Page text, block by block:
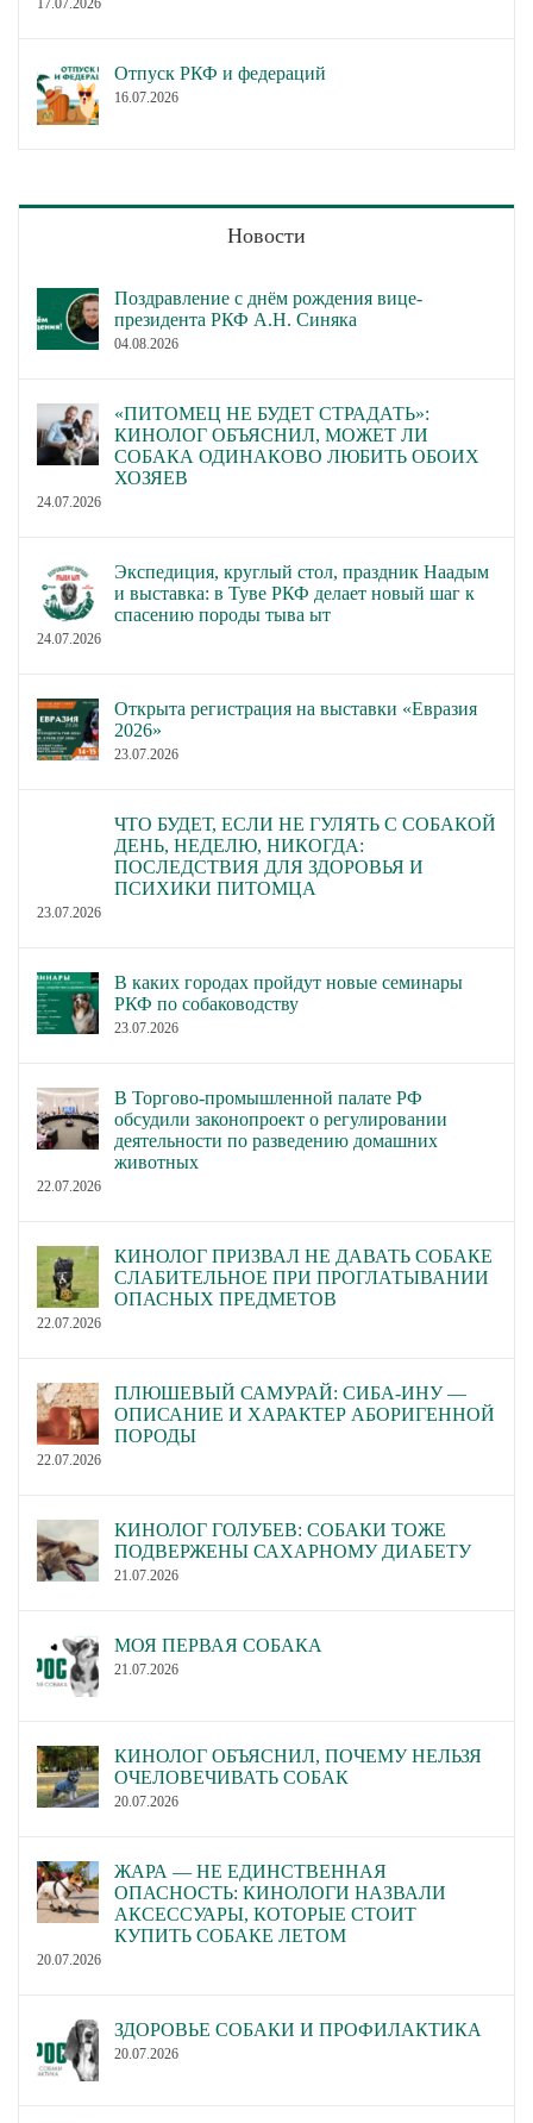
17.07.2026
Отпуск РКФ и федераций
16.07.2026
Новости
Поздравление с днём рождения вице-
президента РКФ А.Н. Синяка
04.08.2026
«ПИТОМЕЦ НЕ БУДЕТ СТРАДАТЬ»:
КИНОЛОГ ОБЪЯСНИЛ, МОЖЕТ ЛИ
СОБАКА ОДИНАКОВО ЛЮБИТЬ ОБОИХ
ХОЗЯЕВ
24.07.2026
Экспедиция, круглый стол, праздник Наадым
и выставка: в Туве РКФ делает новый шаг к
спасению породы тыва ыт
24.07.2026
Открыта регистрация на выставки «Евразия
2026»
23.07.2026
ЧТО БУДЕТ, ЕСЛИ НЕ ГУЛЯТЬ С СОБАКОЙ
ДЕНЬ, НЕДЕЛЮ, НИКОГДА:
ПОСЛЕДСТВИЯ ДЛЯ ЗДОРОВЬЯ И
ПСИХИКИ ПИТОМЦА
23.07.2026
В каких городах пройдут новые семинары
РКФ по собаководству
23.07.2026
В Торгово-промышленной палате РФ
обсудили законопроект о регулировании
деятельности по разведению домашних
животных
22.07.2026
КИНОЛОГ ПРИЗВАЛ НЕ ДАВАТЬ СОБАКЕ
СЛАБИТЕЛЬНОЕ ПРИ ПРОГЛАТЫВАНИИ
ОПАСНЫХ ПРЕДМЕТОВ
22.07.2026
ПЛЮШЕВЫЙ САМУРАЙ: СИБА-ИНУ —
ОПИСАНИЕ И ХАРАКТЕР АБОРИГЕННОЙ
ПОРОДЫ
22.07.2026
КИНОЛОГ ГОЛУБЕВ: СОБАКИ ТОЖЕ
ПОДВЕРЖЕНЫ САХАРНОМУ ДИАБЕТУ
21.07.2026
МОЯ ПЕРВАЯ СОБАКА
21.07.2026
КИНОЛОГ ОБЪЯСНИЛ, ПОЧЕМУ НЕЛЬЗЯ
ОЧЕЛОВЕЧИВАТЬ СОБАК
20.07.2026
ЖАРА — НЕ ЕДИНСТВЕННАЯ
ОПАСНОСТЬ: КИНОЛОГИ НАЗВАЛИ
АКСЕССУАРЫ, КОТОРЫЕ СТОИТ
КУПИТЬ СОБАКЕ ЛЕТОМ
20.07.2026
ЗДОРОВЬЕ СОБАКИ И ПРОФИЛАКТИКА
20.07.2026